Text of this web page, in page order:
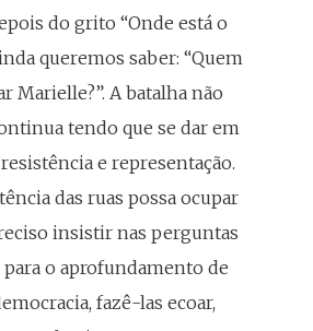
do grito “Onde está o
queremos saber: “Quem
Marielle?”. A batalha não
tendo que se dar em
e representação.
das ruas possa ocupar
insistir nas perguntas
o aprofundamento de
fazê-las ecoar,